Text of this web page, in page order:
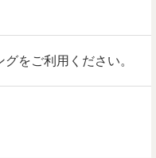
をご利用ください。